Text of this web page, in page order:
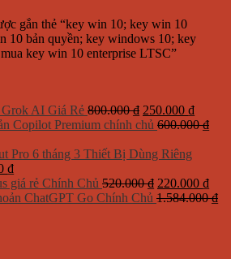
gắn thẻ “key win 10; key win 10
10 bản quyền; key windows 10; key
key win 10 enterprise LTSC”
AI Giá Rẻ 800.000₫ Giá
gốc
800.000 ₫.
250.000 ₫Giá
hiện
Copilot Premium chính chủ 600.000₫
₫.
Pro 6 tháng 3 Thiết Bị Dùng Riêng
₫Giá
hiện
tại
giá rẻ Chính Chủ 520.000₫ Giá
gốc
220.000 ₫Giá
hiện
ChatGPT Go Chính Chủ 1.584.000₫